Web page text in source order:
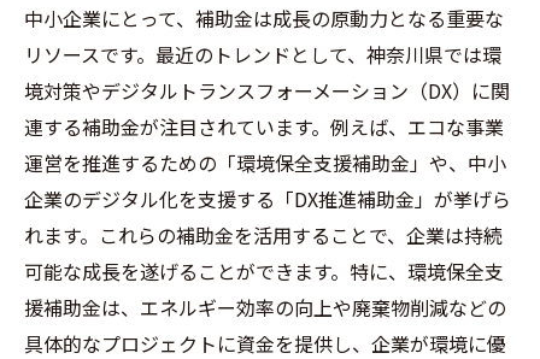
中小企業にとって、補助金は成長の原動力となる重要な
リソースです。最近のトレンドとして、神奈川県では環
境対策やデジタルトランスフォーメーション（DX）に関
連する補助金が注目されています。例えば、エコな事業
運営を推進するための「環境保全支援補助金」や、中小
企業のデジタル化を支援する「DX推進補助金」が挙げら
れます。これらの補助金を活用することで、企業は持続
可能な成長を遂げることができます。特に、環境保全支
援補助金は、エネルギー効率の向上や廃棄物削減などの
具体的なプロジェクトに資金を提供し、企業が環境に優